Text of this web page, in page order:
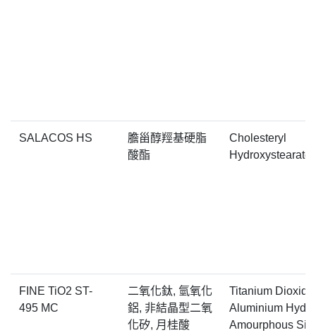
SALACOS HS
膽甾醇羥基硬脂
酸酯
Cholesteryl
Hydroxystearate
FINE TiO2 ST-
495 MC
二氧化鈦, 氫氧化
鋁, 非結晶型二氧
化矽, 月桂酸
Titanium Dioxide,
Aluminium
Amourphous